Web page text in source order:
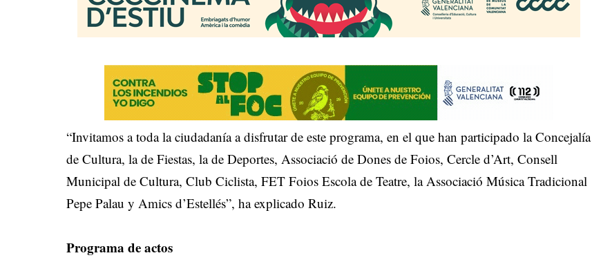
“Invitamos a toda la ciudadanía a disfrutar de este programa, en el que han participado la Concejalía
de Cultura, la de Fiestas, la de Deportes, Associació de Dones de Foios, Cercle d’Art, Consell
Municipal de Cultura, Club Ciclista, FET Foios Escola de Teatre, la Associació Música Tradicional
Pepe Palau y Amics d’Estellés”, ha explicado Ruiz.
Programa de actos